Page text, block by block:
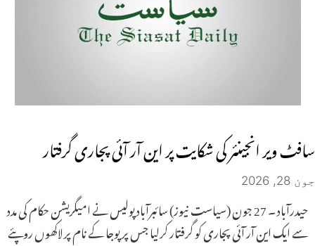
سافٹ ویر انجینئر کی شکایت پر این آر آئی پجاری گرفتار
جون 28, 2026
حیدرآباد ۔ 27 جون (سیاست نیوز) سائبرآباد پولیس نے امیگریشن حکام کی مدد
سے ایک این آر آئی پجاری کو گرفتار کرلیا جس پر پوجا کے نام پر لاکھوں روپئے